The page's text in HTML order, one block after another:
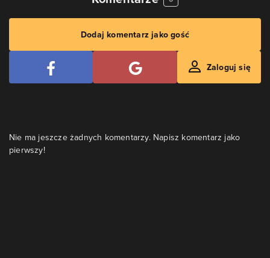
Dodaj komentarz jako gość
Zaloguj się
Nie ma jeszcze żadnych komentarzy. Napisz komentarz jako
pierwszy!